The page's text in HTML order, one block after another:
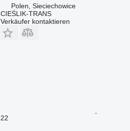
Polen, Sieciechowice
CIEŚLIK-TRANS
Verkäufer kontaktieren
22